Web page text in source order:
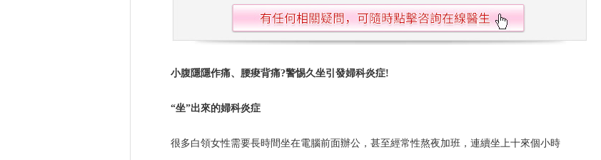
小腹隱隱作痛、腰痠背痛?警惕久坐引發婦科炎症!
“坐”出來的婦科炎症
很多白領女性需要長時間坐在電腦前面辦公，甚至經常性熬夜加班，連續坐上十來個小時